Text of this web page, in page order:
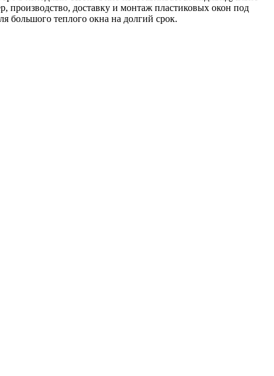
производство, доставку и монтаж пластиковых окон под
большого теплого окна на долгий срок.